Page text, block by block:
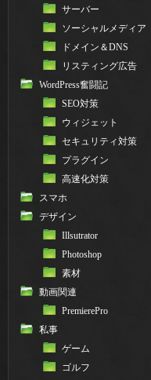
サーバー
ソーシャルメディア
ドメイン＆DNS
リスティング広告
WordPress奮闘記
SEO対策
ウィジェット
セキュリティ対策
プラグイン
高速化対策
スマホ
デザイン
Illsutrator
Photoshop
素材
動画関連
PremierePro
私事
ゲーム
ゴルフ